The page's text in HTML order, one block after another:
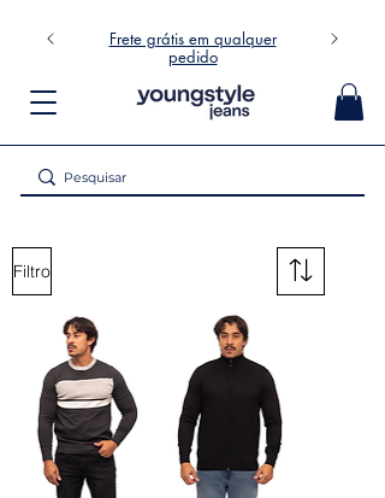
Frete grátis em qualquer
pedido
Filtro